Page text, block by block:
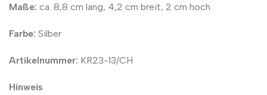
Maße: ca. 8,8 cm lang, 4,2 cm breit, 2 cm hoch
Farbe: Silber
Artikelnummer: KR23-13/CH
Hinweis